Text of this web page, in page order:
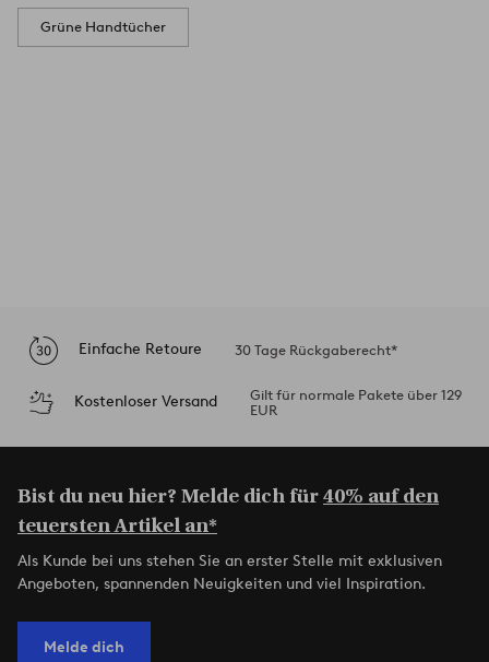
Grüne Handtücher
Einfache Retoure 30 Tage Rückgaberecht*
Kostenloser Versand
Gilt für normale Pakete über 129
EUR
Bist du neu hier? Melde dich für40% auf den
teuersten Artikel an*
Als Kunde bei uns stehen Sie an erster Stelle mit exklusiven
Angeboten, spannenden Neuigkeiten und viel Inspiration.
Melde dich